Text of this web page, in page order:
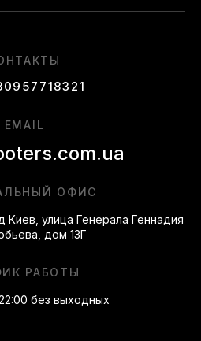
ОФИС
Киев, улица Генерала Геннадия
дом 13Г
РАБОТЫ
без выходных
EMAIL